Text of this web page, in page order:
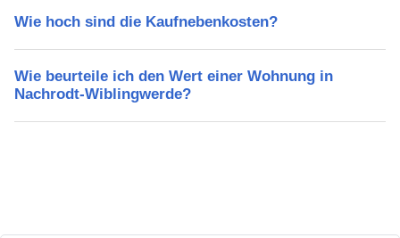
Wie hoch sind die Kaufnebenkosten?
Wie beurteile ich den Wert einer Wohnung in
Nachrodt-Wiblingwerde?